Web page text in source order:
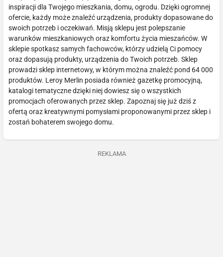
inspiracji dla Twojego mieszkania, domu, ogrodu. Dzięki ogromnej
ofercie, każdy może znaleźć urządzenia, produkty dopasowane do
swoich potrzeb i oczekiwań. Misją sklepu jest polepszanie
warunków mieszkaniowych oraz komfortu życia mieszańców. W
sklepie spotkasz samych fachowców, którzy udzielą Ci pomocy
oraz dopasują produkty, urządzenia do Twoich potrzeb. Sklep
prowadzi sklep internetowy, w którym można znaleźć pond 64 000
produktów. Leroy Merlin posiada również gazetkę promocyjną,
katalogi tematyczne dzięki niej dowiesz się o wszystkich
promocjach oferowanych przez sklep. Zapoznaj się już dziś z
ofertą oraz kreatywnymi pomysłami proponowanymi przez sklep i
zostań bohaterem swojego domu.
REKLAMA